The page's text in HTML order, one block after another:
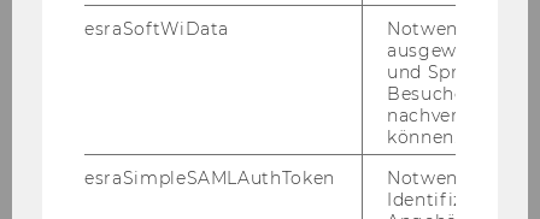
Institute for Production Management
esraSoftWiData
Notwendig um
ausgewählte
und
Besuchers
nachverfolgen
können.
esraSimpleSAMLAuthToken
Notwendig zur
Identifizierung